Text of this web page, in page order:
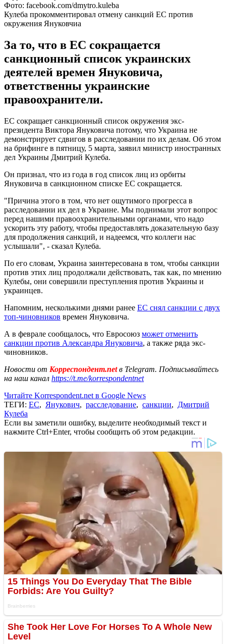
Фото: facebook.com/dmytro.kuleba
Кулеба прокомментировал отмену санкций ЕС против
окружения Януковчиа
За то, что в ЕС сокращается
санкционный список украинских
деятелей времен Януковича,
ответственны украинские
правоохранители.
ЕС сокращает санкционный список окружения экс-
президента Виктора Януковича потому, что Украина не
демонстрирует сдвигов в расследовании по их делам. Об этом
на брифинге в пятницу, 5 марта, заявил министр иностранных
дел Украины Дмитрий Кулеба.
Он признал, что из года в год список лиц из орбиты
Януковича в санкционном списке ЕС сокращается.
"Причина этого в том, что нет ощутимого прогресса в
расследовании их дел в Украине. Мы поднимали этот вопрос
перед нашими правоохранительными органами, что надо
ускорить эту работу, чтобы предоставлять доказательную базу
для продолжения санкций, и надеемся, что коллеги нас
услышали", - сказал Кулеба.
По его словам, Украина заинтересована в том, чтобы санкции
против этих лиц продолжали действовать, так как, по мнению
Кулебы, они совершили преступления против Украины и
украинцев.
Напомним, несколькими днями ранее ЕС снял санкции с двух
топ-чиновников времен Януковича.
А в феврале сообщалось, что Евросоюз может отменить
санкции против Александра Януковича, а также ряда экс-
чиновников.
Новости от Корреспондент.netв Telegram. Подписывайтесь
на наш канал https://t.me/korrespondentnet
Читайте Korrespondent.net в Google News
ТЕГИ: ЕС, Янукович, расследование, санкции, Дмитрий
Кулеба
Если вы заметили ошибку, выделите необходимый текст и
нажмите Ctrl+Enter, чтобы сообщить об этом редакции.